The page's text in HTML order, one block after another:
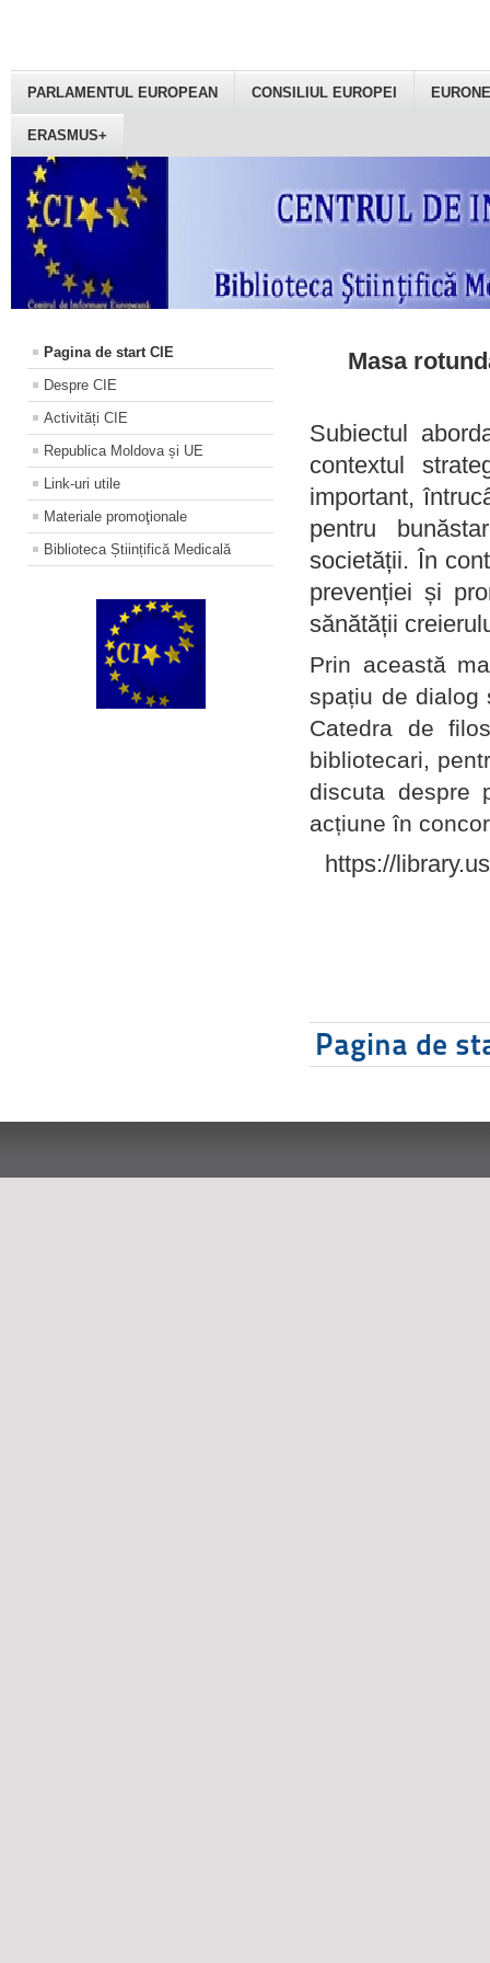
PARLAMENTUL EUROPEAN CONSILIUL EUROPEI
ERASMUS+
Pagina de start CIE
Despre CIE
Activități CIE
Republica Moldova și UE
Link-uri utile
Materiale promoţionale
Biblioteca Științifică Medicală
Masa
Subiectul
contextul
important,
pentru
societății. În
prevenției și
sănătății
Prin această
spațiu de dialog
Catedra de
bibliotecari,
discuta despre
acțiune în
https://
Pagina de